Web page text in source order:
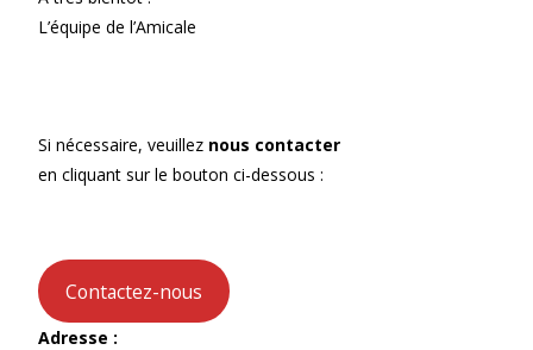
L’équipe de l’Amicale
Si nécessaire, veuillez nous contacter
en cliquant sur le bouton ci-dessous :
Contactez-nous
Adresse :